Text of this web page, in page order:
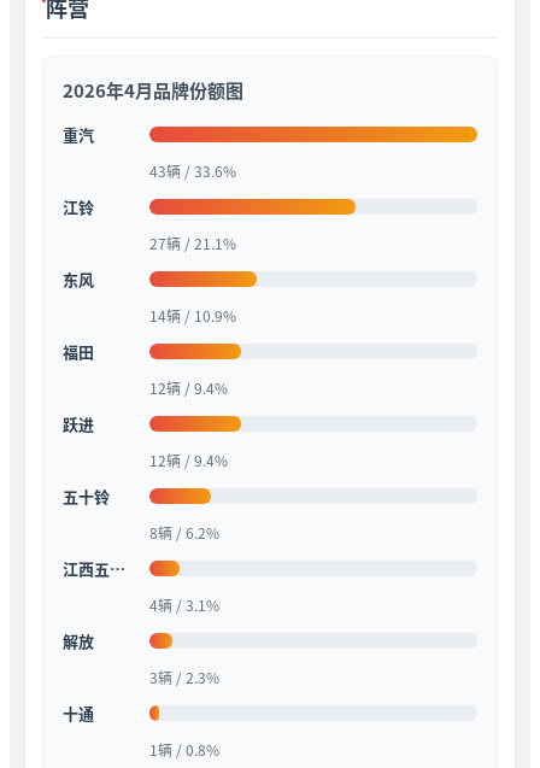
阵营
2026年4月品牌份额图
重汽
43辆 / 33.6%
江铃
27辆 / 21.1%
东风
14辆 / 10.9%
福田
12辆 / 9.4%
跃进
12辆 / 9.4%
五十铃
8辆 / 6.2%
江西五十铃
4辆 / 3.1%
解放
3辆 / 2.3%
十通
1辆 / 0.8%